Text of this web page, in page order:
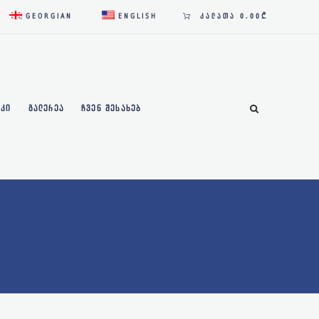
GEORGIAN ENGLISH ᲙᲐᲚᲐᲗᲐ 0.00₾
ᲒᲐᲚᲔᲠᲔᲐ ᲩᲕᲔᲜ ᲨᲔᲡᲐᲮᲔᲑ